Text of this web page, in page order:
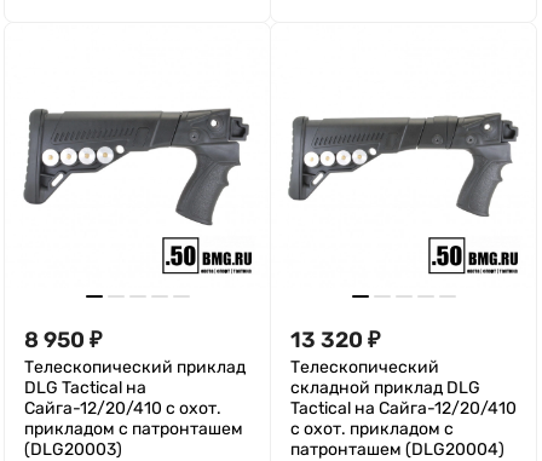
8 950 ₽
Телескопический приклад
DLG Tactical на
Сайга-12/20/410 с охот.
прикладом с патронташем
(DLG20003)
13 320 ₽
Телескопический
складной приклад DLG
Tactical на Сайга-12/20/410
с охот. прикладом с
патронташем (DLG20004)